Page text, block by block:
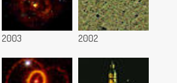
2003 2002